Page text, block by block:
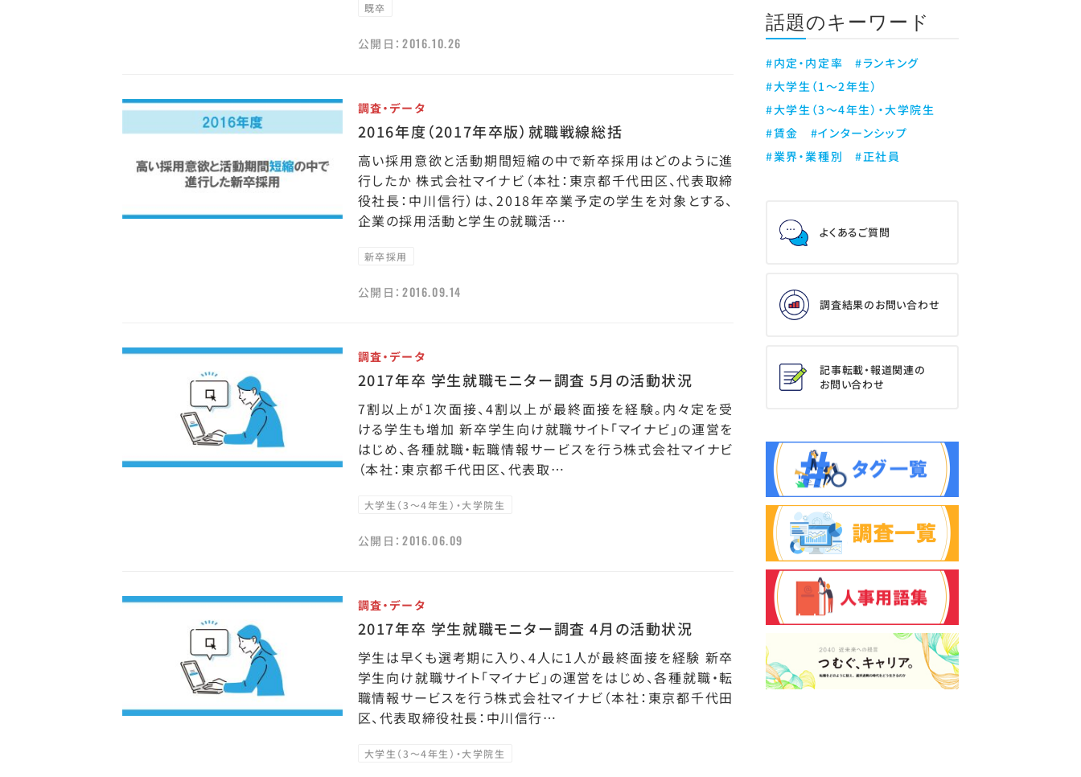
既卒
公開日：2016.10.26
調査・データ
2016年度（2017年卒版）就職戦線総括
高い採用意欲と活動期間短縮の中で新卒採用はどのように進
行したか 株式会社マイナビ（本社：東京都千代田区、代表取締
役社長：中川信行）は、2018年卒業予定の学生を対象とする、
企業の採用活動と学生の就職活…
新卒採用
公開日：2016.09.14
調査・データ
2017年卒 学生就職モニター調査 5月の活動状況
7割以上が1次面接、4割以上が最終面接を経験。内々定を受
ける学生も増加 新卒学生向け就職サイト「マイナビ」の運営を
はじめ、各種就職・転職情報サービスを行う株式会社マイナビ
（本社：東京都千代田区、代表取…
大学生（3～4年生）・大学院生
公開日：2016.06.09
調査・データ
2017年卒 学生就職モニター調査 4月の活動状況
学生は早くも選考期に入り、4人に1人が最終面接を経験 新卒
学生向け就職サイト「マイナビ」の運営をはじめ、各種就職・転
職情報サービスを行う株式会社マイナビ（本社：東京都千代田
区、代表取締役社長：中川信行…
大学生（3～4年生）・大学院生
話題のキーワード
#内定・内定率
#ランキング
#大学生（1～2年生）
#大学生（3～4年生）・大学院生
#賃金
#インターンシップ
#業界・業種別
#正社員
よくあるご質問
調査結果のお問い合わせ
記事転載・報道関連の
お問い合わせ